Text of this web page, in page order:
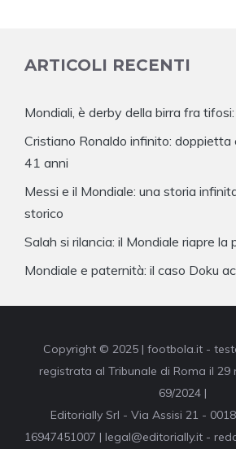
ARTICOLI RECENTI
Mondiali, è derby della birra fra
Cristiano Ronaldo infinito: doppietta
41 anni
Messi e il Mondiale: una storia
storico
Salah si rilancia: il Mondiale riapre la
Mondiale e paternità: il caso Doku
Copyright © 2025 | footbola.it -
registrata al Tribunale di Roma il 29
69/2024 |
Editorially Srl - Via Assisi 21 -
16947451007 | legal@editorially.it -